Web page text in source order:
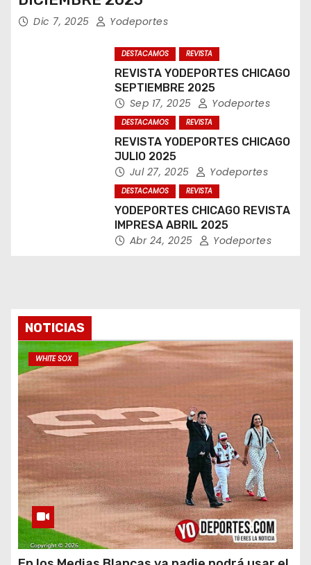
Dic 7, 2025 Yodeportes
DESTACAMOS REVISTA
REVISTA YODEPORTES CHICAGO
SEPTIEMBRE 2025
Sep 17, 2025 Yodeportes
DESTACAMOS REVISTA
REVISTA YODEPORTES CHICAGO
JULIO 2025
Jul 27, 2025 Yodeportes
DESTACAMOS REVISTA
YODEPORTES CHICAGO REVISTA
IMPRESA ABRIL 2025
Abr 24, 2025 Yodeportes
NOTICIAS
WHITE SOX